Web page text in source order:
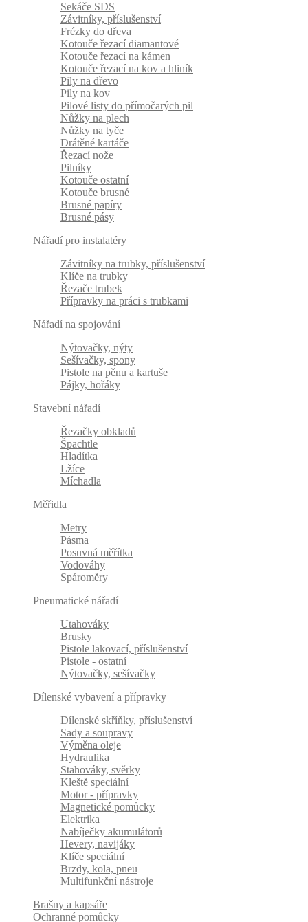
Sekáče SDS
Závitníky, příslušenství
Frézky do dřeva
Kotouče řezací diamantové
Kotouče řezací na kámen
Kotouče řezací na kov a hliník
Pily na dřevo
Pily na kov
Pilové listy do přímočarých pil
Nůžky na plech
Nůžky na tyče
Drátěné kartáče
Řezací nože
Pilníky
Kotouče ostatní
Kotouče brusné
Brusné papíry
Brusné pásy
Nářadí pro instalatéry
Závitníky na trubky, příslušenství
Klíče na trubky
Řezače trubek
Přípravky na práci s trubkami
Nářadí na spojování
Nýtovačky, nýty
Sešívačky, spony
Pistole na pěnu a kartuše
Pájky, hořáky
Stavební nářadí
Řezačky obkladů
Špachtle
Hladítka
Lžíce
Míchadla
Měřidla
Metry
Pásma
Posuvná měřítka
Vodováhy
Spároměry
Pneumatické nářadí
Utahováky
Brusky
Pistole lakovací, příslušenství
Pistole - ostatní
Nýtovačky, sešívačky
Dílenské vybavení a přípravky
Dílenské skříňky, příslušenství
Sady a soupravy
Výměna oleje
Hydraulika
Stahováky, svěrky
Kleště speciální
Motor - přípravky
Magnetické pomůcky
Elektrika
Nabíječky akumulátorů
Hevery, navijáky
Klíče speciální
Brzdy, kola, pneu
Multifunkční nástroje
Brašny a kapsáře
Ochranné pomůcky